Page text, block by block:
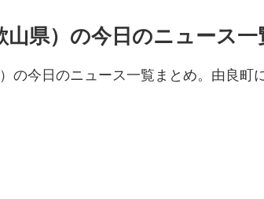
山県）の今日のニュース一
の今日のニュース一覧まとめ。由良町